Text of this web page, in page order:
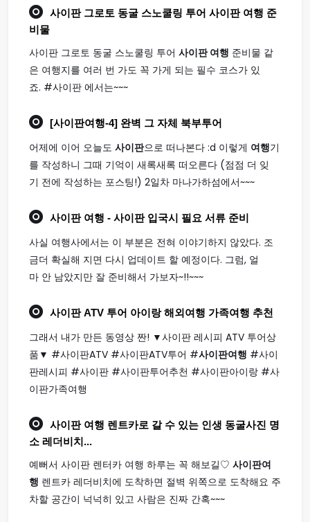
사이판 그로토 동굴 스노쿨링 투어 사이판 여행 준
비물
사이판 그로토 동굴 스노쿨링 투어 사이판 여행 준비물 같
은 여행지를 여러 번 가도 꼭 가게 되는 필수 코스가 있
죠. #사이판 에서는~~~
[사이판여행-4] 완벽 그 자체 북부투어
어제에 이어 오늘도 사이판으로 떠나본다 :d 이렇게 여행기
를 작성하니 그때 기억이 새록새록 떠오른다 (점점 더 잊
기 전에 작성하는 포스팅!) 2일차 마나가하섬에서~~~
사이판 여행 - 사이판 입국시 필요 서류 준비
사실 여행사에서는 이 부분은 전혀 이야기하지 않았다. 조
금더 확실해 지면 다시 업데이트 할 예정이다. 그럼, 얼
마 안 남았지만 잘 준비해서 가보자~!!~~~
사이판ATV 투어 아이랑 해외 여행 가족여행 추천
그래서 내가 만든 동영상 짠! ▼사이판 레시피 ATV 투어상
품▼ #사이판ATV #사이판ATV투어 #사이판여행 #사이
판레시피 #사이판 #사이판투어추천 #사이판아이랑 #사
이판가족여행
사이판 여행 렌트카로 갈 수 있는 인생 동굴사진 명
소 레더비치...
예뻐서 사이판 렌터카 여행 하루는 꼭 해보길♡ 사이판여
행 렌트카 레더비치에 도착하면 절벽 위쪽으로 도착해요 주
차할 공간이 넉넉히 있고 사람은 진짜 간혹~~~